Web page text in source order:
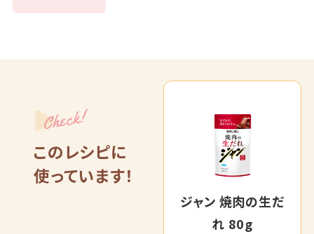
Check!
このレシピに
使っています！
ジャン 焼肉の生だ
れ 80g